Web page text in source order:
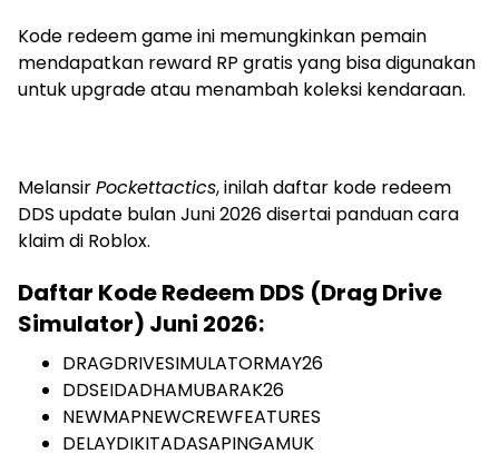
Kode redeem game ini memungkinkan pemain
mendapatkan reward RP gratis yang bisa digunakan
untuk upgrade atau menambah koleksi kendaraan.
MelansirPockettactics, inilah daftar kode redeem
DDS update bulan Juni 2026 disertai panduan cara
klaim di Roblox.
Daftar Kode Redeem DDS (Drag Drive
Simulator) Juni 2026:
DRAGDRIVESIMULATORMAY26
DDSEIDADHAMUBARAK26
NEWMAPNEWCREWFEATURES
DELAYDIKITADASAPINGAMUK